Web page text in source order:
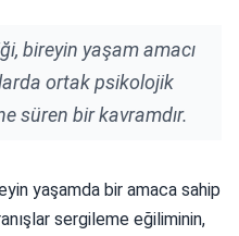
bireyin yaşam amacı
ortak psikolojik
süren bir kavramdır.
yaşamda bir amaca sahip
sergileme eğiliminin,